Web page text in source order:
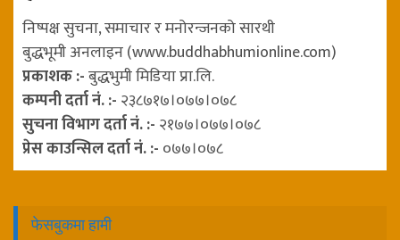
निष्पक्ष सुचना, समाचार र मनोरन्जनको सारथी
बुद्धभूमी अनलाइन (www.buddhabhumionline.com)
प्रकाशक :-बुद्धभुमी मिडिया प्रा.लि.
कम्पनी दर्ता नं. :- २३८७१७।०७७।०७८
सुचना विभाग दर्ता नं. :- २१७७।०७७।०७८
प्रेस काउन्सिल दर्ता नं. :- ०७७।०७८
फेसबुकमा हामी